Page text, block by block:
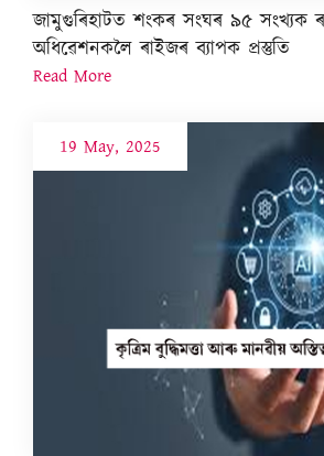
জামুগুৰিহাটত শংকৰ সংঘৰ ৯৫ সংখ্যক
অধিৱেশনকলৈ ৰাইজৰ ব্যাপক প্ৰস্তুতি
Read More
19 May, 2025